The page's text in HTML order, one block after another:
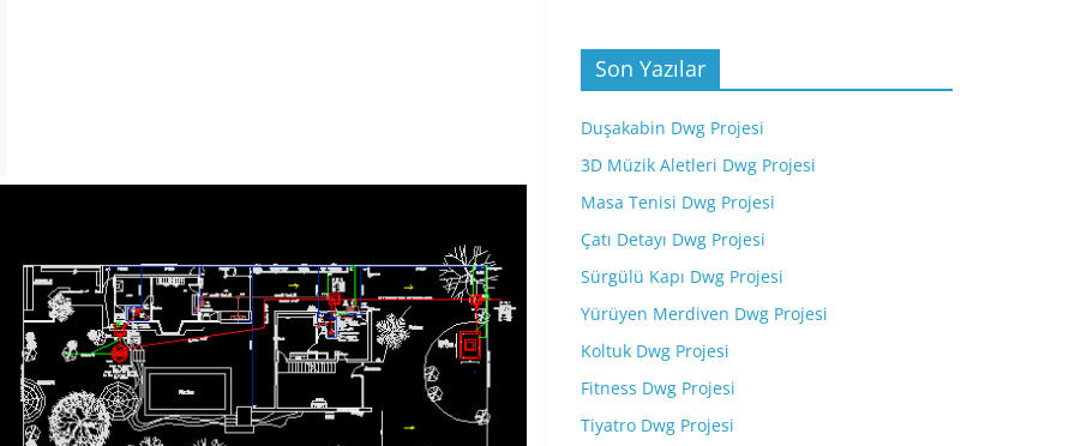
Son Yazılar
Duşakabin Dwg Projesi
3D Müzik Aletleri Dwg Projesi
Masa Tenisi Dwg Projesi
Çatı Detayı Dwg Projesi
Sürgülü Kapı Dwg Projesi
Yürüyen Merdiven Dwg Projesi
Koltuk Dwg Projesi
Fitness Dwg Projesi
Tiyatro Dwg Projesi